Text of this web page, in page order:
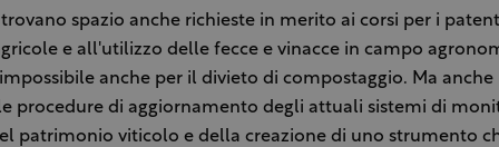
trovano spazio anche richieste in merito ai corsi per i
e all'utilizzo delle fecce e vinacce in campo
anche per il divieto di compostaggio. Ma anche
procedure di aggiornamento degli attuali sistemi di
patrimonio viticolo e della creazione di uno strumento